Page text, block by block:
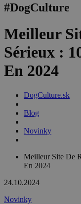
#DogCulture
Meilleur
Sérieux :
En 2024
DogCulture.sk
Blog
Novinky
Meilleur Site De
En 2024
24.10.2024
Novinky